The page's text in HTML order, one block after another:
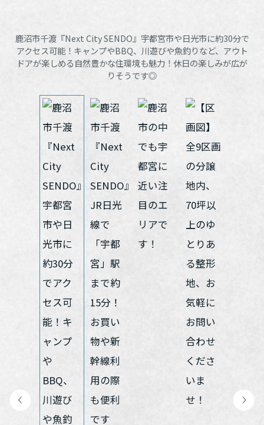
デザイナーズギャラリー
インテリア
住まいづくりガイド
分譲住宅（建売・土地）検索
中古住宅検索
スムストック検索
分譲マンション検索
[MISAWA RELAY]
住まいの売却
これから住まいをご検討の方
多彩な動画やこだわりが詰まった建築実例、注目の最新情報など、
住まいづくりを楽しく学べるデジタルラウンジです。
土地活用モデルルーム見学
社宅建築
医療・介護・子育て・障がい福祉施設
これから土地活用・賃貸経営をご検討の方
土地活用の基礎から長期安定経営を目指すオーナー様まで、賃貸経
ホームラウンジ 土地活用・賃貸経営
リフォームの流れ
リフォームメニュー
リフォーム事例
事業用リノベーション
ホテル・旅館リフォーム
リフォーム営業所
ォームの具体策とアイデアを豊富にご用意しています。
ホームラウンジ リフォーム
複合開発事業（ASMACI-アスマチ-）
分譲マンション開発事業
収益不動産・投資開発事業
建築再生事業
事業用売買
事業用地・事業用建物
分譲用地
すべてのフィールドに新しい価値をデザインし、持続可能な未来志
向のまちづくりを実現していきます。
ミサワゼネラルソリューション
サポートメニュー
住まいるりんぐ（ロングサポート）
保証制度
アフターメンテナンス
ミサワリフォーム
ご相談窓口
お客様センター
ミサワホームオーナーさま・リフォーム工事ご契約者さまとミサワ
ホームを結ぶコミュニケーションサイト。お得・便利・安心なコン
テンツや、ミサワホームからの大切なお知らせなど配信していま
ミサワオーナーズクラブ
企業・IR情報
企業・IR
ニュース
MISAWAについて
ミサワホームグループ
環境活動
採用情報
新卒者採用
障がい者採用
カタログ請求
住まいのご相談
鹿沼市千渡『Next City SENDO』宇都宮市や日光市に約30分で
アクセス可能！キャンプやBBQ、川遊びや魚釣りなど、アウト
ドアが楽しめる自然豊かな住環境も魅力！休日の楽しみが広が
りそうです◎